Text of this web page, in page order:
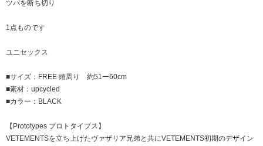
ツバを断ち切り
1点ものです
ユニセックス
■サイズ：FREE 頭周り 約51ー60cm
■素材：upcycled
■カラー：BLACK
【Prototypes プロトタイプス】
VETEMENTSを立ち上げたヴァザリア兄弟と共にVETEMENTS初期のデザイン